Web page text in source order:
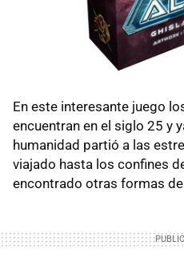
En este interesante juego
encuentran en el siglo 25 y
humanidad partió a las
viajado hasta los confines
encontrado otras formas